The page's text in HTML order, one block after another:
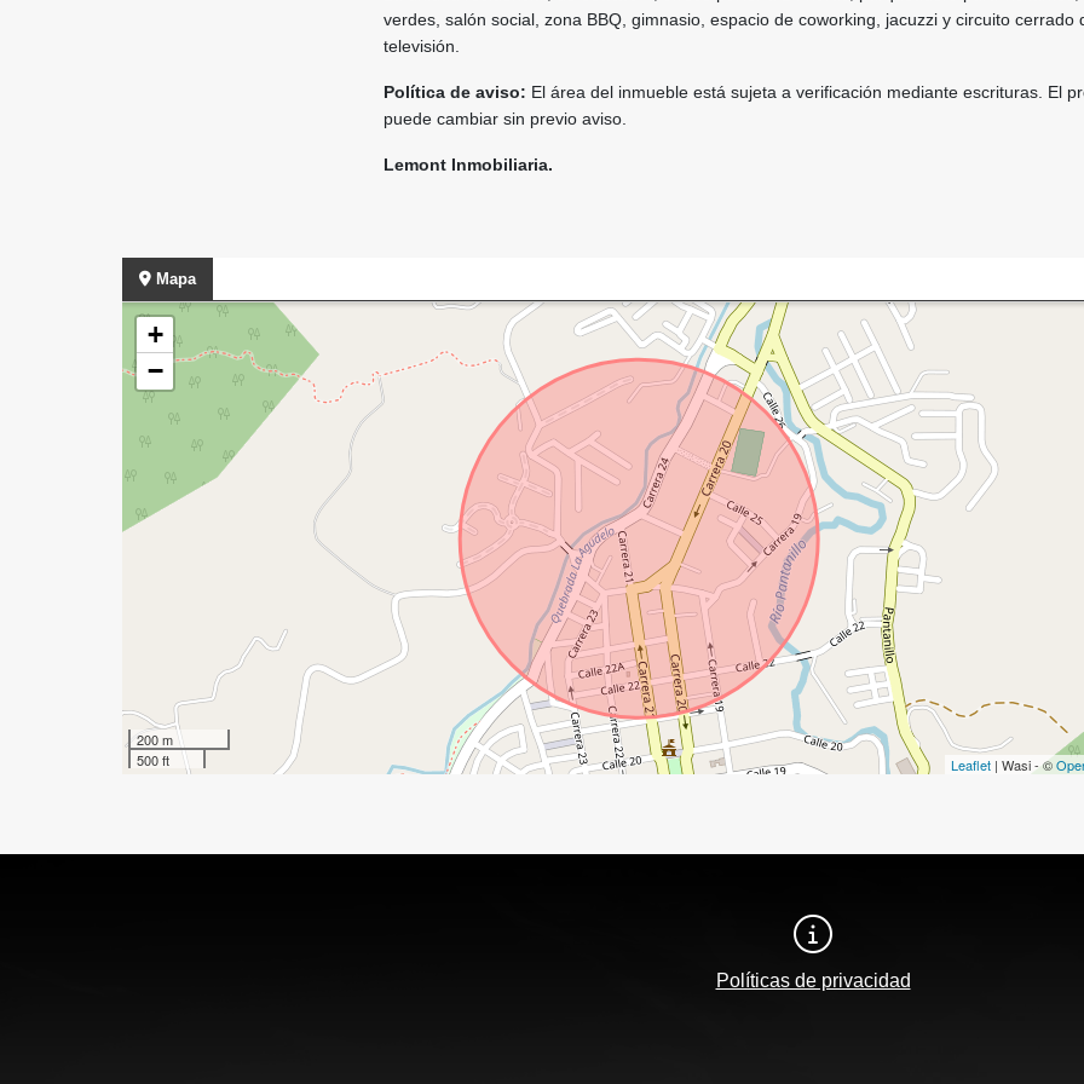
verdes, salón social, zona BBQ, gimnasio, espacio de coworking, jacuzzi y circuito cerrado
televisión.
Política de aviso: El área del inmueble está sujeta a verificación mediante escrituras. El
puede cambiar sin previo aviso.
Lemont Inmobiliaria.
Mapa
+
−
200 m
500 ft
Leaflet | Wasi - ©
Políticas de privacidad